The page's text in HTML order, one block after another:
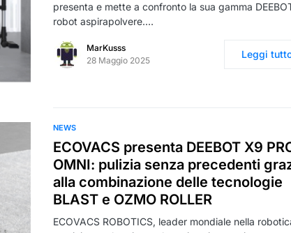
presenta e mette a confronto la sua gamma
robot aspirapolvere.…
MarKusss
28 Maggio 2025
Leggi
NEWS
ECOVACS presenta DEEBOT X9
OMNI: pulizia senza precedenti
alla combinazione delle tecnologie
BLAST e OZMO ROLLER
ECOVACS ROBOTICS, leader mondiale nella